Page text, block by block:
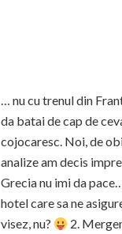
… nu cu trenul din
da batai de cap de
cojocaresc. Noi, de
analize am decis
Grecia nu imi da
hotel care sa ne
visez, nu?
2.